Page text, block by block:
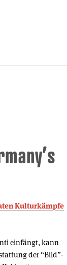
Kulturkämpfe
einfängt, kann
der “Bild”-